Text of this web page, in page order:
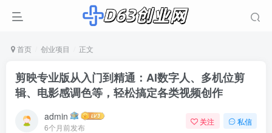
首页 创业项目 正文
剪映专业版从入门到精通：AI数字人、多机位剪
辑、电影感调色等，轻松搞定各类视频创作
admin
6个月前发布
关注 私信